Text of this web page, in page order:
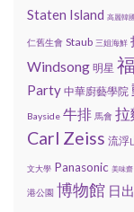
Staten Island 高麗韓
仁舊生會 Staub 三姐海鮮
Windsong 明星
Party 中華廚藝學院
Bayside 牛排 馬會 拉
Carl Zeiss 流浮
文大學 Panasonic 美味齋
港公園 博物館 日